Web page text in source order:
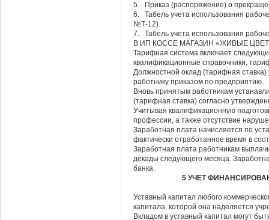
5. Приказ (распоряжение) о
6. Табель учета использования
№Т-12).
7. Табель учета использования
В ИП КОССЕ МАГАЗИН «ЖИВЫЕ
Тарифная система включает
квалификационные справочники,
Должностной оклад (тарифная
работнику приказом по предприятию.
Вновь принятым работникам
(тарифная ставка) согласно
Учитывая квалификационную
профессии, а также отсутствие
Заработная плата начисляется по
фактически отработанное время в
Заработная плата работникам
декады следующего месяца.
банка.
5 УЧЕТ
Уставный капитал любого
капитала, которой она наделяется
Вкладом в уставный капитал могут